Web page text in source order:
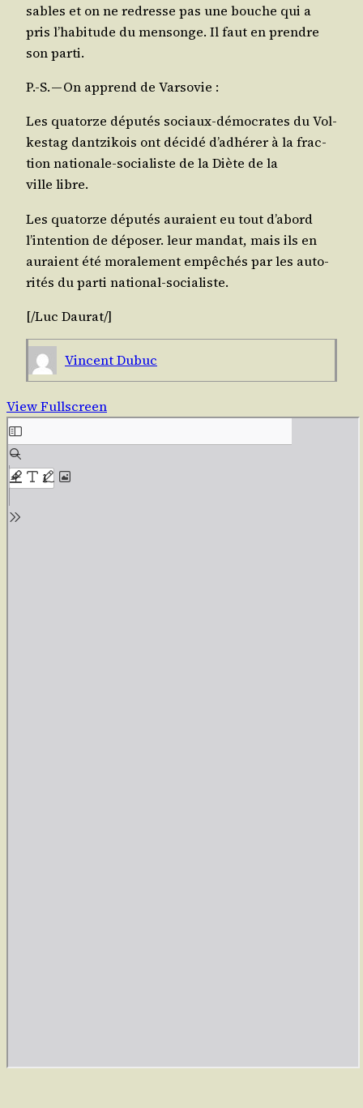
sables et on ne redresse pas une bouche qui a
pris l’ha­bi­tude du men­songe. Il faut en prendre
son parti.
P.-S. — On apprend de Varsovie :
Les qua­torze dépu­tés sociaux-démo­crates du Vol­
kes­tag dant­zi­kois ont déci­dé d’adhé­rer à la frac­
tion natio­nale-socia­liste de la Diète de la
ville libre.
Les qua­torze dépu­tés auraient eu tout d’a­bord
l’in­ten­tion de dépo­ser. leur man­dat, mais ils en
auraient été mora­le­ment empê­chés par les auto­
ri­tés du par­ti national-socialiste.
[/​Luc Dau­rat/​]
Vincent Dubuc
View Fullscreen